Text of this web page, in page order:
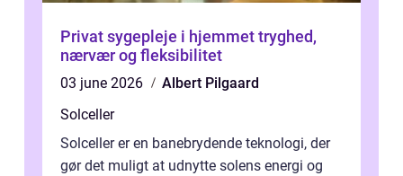
Privat sygepleje i hjemmet tryghed,
nærvær og fleksibilitet
03 june 2026
Albert Pilgaard
Solceller
Solceller er en banebrydende teknologi, der
gør det muligt at udnytte solens energi og